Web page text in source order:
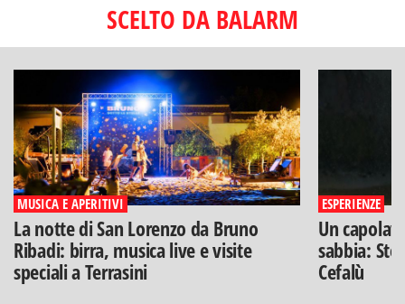
SCELTO DA BALARM
MUSICA E APERITIVI
La notte di San Lorenzo da Bruno
Ribadi: birra, musica live e visite
speciali a Terrasini
ESPERIENZE
Un
sabbia:
Cefalù